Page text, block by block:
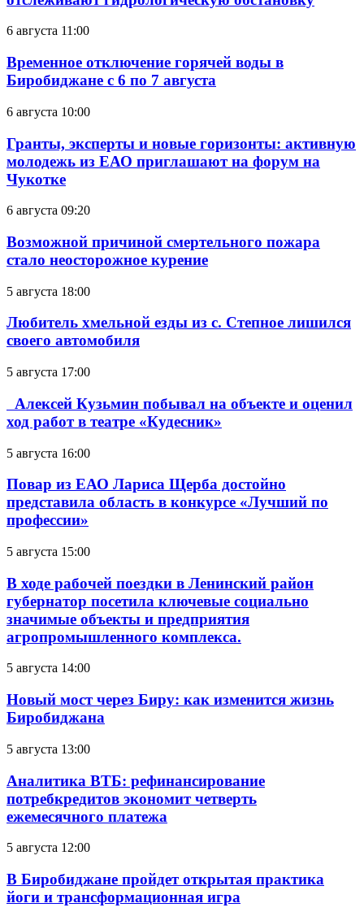
6 августа 11:00
Временное отключение горячей воды в
Биробиджане с 6 по 7 августа
6 августа 10:00
Гранты, эксперты и новые горизонты: активную
молодежь из ЕАО приглашают на форум на
Чукотке
6 августа 09:20
Возможной причиной смертельного пожара
стало неосторожное курение
5 августа 18:00
Любитель хмельной езды из с. Степное лишился
своего автомобиля
5 августа 17:00
Алексей Кузьмин побывал на объекте и оценил
ход работ в театре «Кудесник»
5 августа 16:00
Повар из ЕАО Лариса Щерба достойно
представила область в конкурсе «Лучший по
профессии»
5 августа 15:00
В ходе рабочей поездки в Ленинский район
губернатор посетила ключевые социально
значимые объекты и предприятия
агропромышленного комплекса.
5 августа 14:00
Новый мост через Биру: как изменится жизнь
Биробиджана
5 августа 13:00
Аналитика ВТБ: рефинансирование
потребкредитов экономит четверть
ежемесячного платежа
5 августа 12:00
В Биробиджане пройдет открытая практика
йоги и трансформационная игра